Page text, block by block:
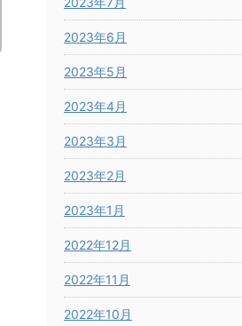
2023年6月
2023年5月
2023年4月
2023年3月
2023年2月
2023年1月
2022年12月
2022年11月
2022年10月